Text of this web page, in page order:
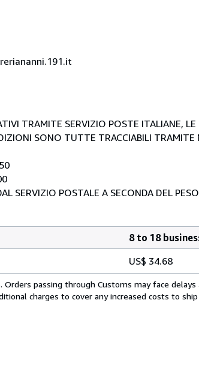
TRAMITE SERVIZIO POSTE ITALIANE, LE
SONO TUTTE TRACCIABILI TRAMITE
SERVIZIO POSTALE A SECONDA DEL
8 to 18
US$ 34.68
passing through Customs may face
charges to cover any increased costs to